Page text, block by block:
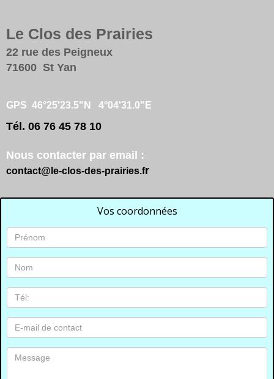
Le Clos des Prairies
22 rue des Peigneux
71600 St Yan
GPS 46°25'23.5"N 4°04'31.0"E
Tél. 06 76 45 78 10
Nous contacter par email :
contact@le-clos-des-prairies.fr
Vos coordonnées